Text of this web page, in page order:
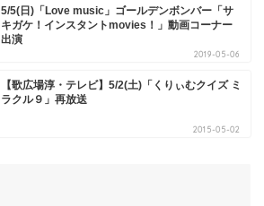
5/5(日)「Love music」ゴールデンボンバー「サ
キガケ！インスタントmovies！」動画コーナー
出演
2019-05-06
【歌広場淳・テレビ】5/2(土)「くりぃむクイズ ミ
ラクル９」再放送
2015-05-02